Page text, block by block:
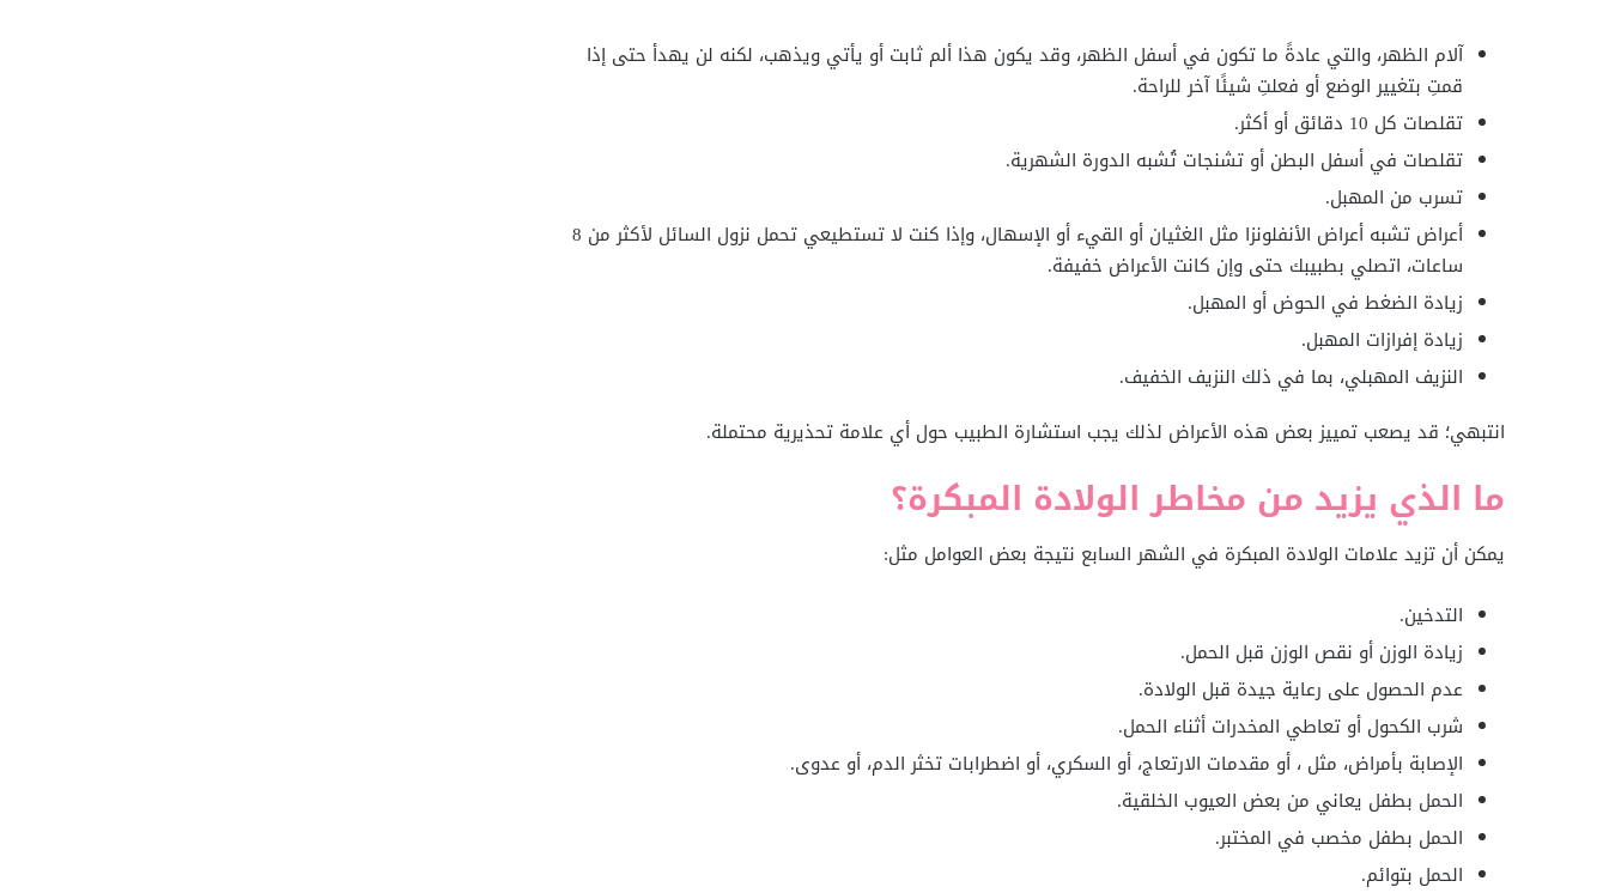
آلام الظهر، والتي عادةً ما تكون في أسفل الظهر، وقد يكون هذا ألم ثابت أو يأتي ويذهب، لكنه لن يهدأ حتى إذا
قمتِ بتغيير الوضع أو فعلتِ شيئًا آخر للراحة.
تقلصات كل 10 دقائق أو أكثر.
تقلصات في أسفل البطن أو تشنجات تُشبه الدورة الشهرية.
تسرب من المهبل.
أعراض تشبه أعراض الأنفلونزا مثل الغثيان أو القيء أو الإسهال، وإذا كنت لا تستطيعي تحمل نزول السائل لأكثر من 8
ساعات، اتصلي بطبيبك حتى وإن كانت الأعراض خفيفة.
زيادة الضغط في الحوض أو المهبل.
زيادة إفرازات المهبل.
النزيف المهبلي، بما في ذلك النزيف الخفيف.
انتبهي؛ قد يصعب تمييز بعض هذه الأعراض لذلك يجب استشارة الطبيب حول أي علامة تحذيرية محتملة.
ما الذي يزيد من مخاطر الولادة المبكرة؟
يمكن أن تزيد علامات الولادة المبكرة في الشهر السابع نتيجة بعض العوامل مثل:
التدخين.
زيادة الوزن أو نقص الوزن قبل الحمل.
عدم الحصول على رعاية جيدة قبل الولادة.
شرب الكحول أو تعاطي المخدرات أثناء الحمل.
الإصابة بأمراض، مثل ، أو مقدمات الارتعاج، أو السكري، أو اضطرابات تخثر الدم، أو عدوى.
الحمل بطفل يعاني من بعض العيوب الخلقية.
الحمل بطفل مخصب في المختبر.
الحمل بتوائم.